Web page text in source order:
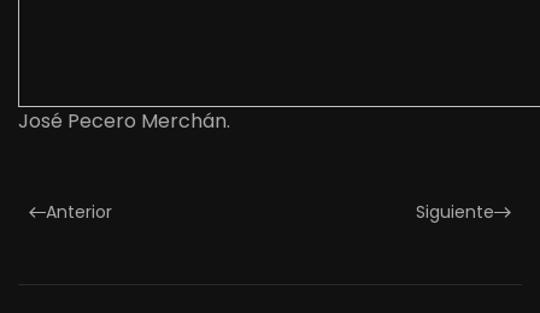
José Pecero Merchán.
Anterior Siguiente